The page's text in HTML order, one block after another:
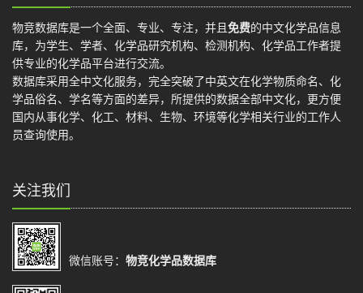
物竞数据库是一个全面、专业、专注，并且 免费的中文化学品信息
库，为学生、学者、化学品研究机构、检测机构、化学品工作者提
供专业的化学品平台进行交流。
数据库采用全中文化服务，完全突破了中英文在化学物质命名、化
学品俗名、学名等方面的差异，所提供的数据全部中文化，更方便
国内从事化学、化工、材料、生物、环境等化学相关行业的工作人
员查询使用。
关注我们
微信账号： 物竞化学品数据库